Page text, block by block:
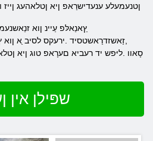
.ןטנעמעלע ענעדישרַאפ ןיא ןטלאהעג
,זַאשזדרַאשטסיד .ירעקס לסיב ַא ןוא
סָאוו .ליּפש יד רעביא םערָאפ טוג ןיא
שפּילן אין